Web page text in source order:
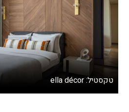
טקסטיל: ella décor